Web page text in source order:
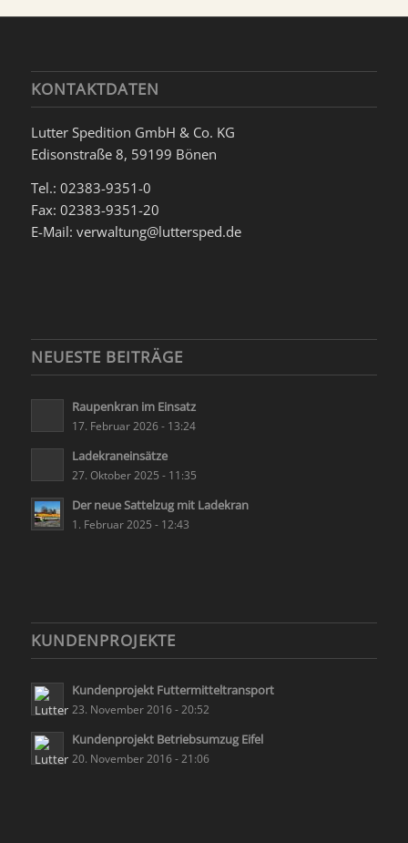
KONTAKTDATEN
Lutter Spedition GmbH & Co. KG
Edisonstraße 8, 59199 Bönen
Tel.: 02383-9351-0
Fax: 02383-9351-20
E-Mail: verwaltung@luttersped.de
NEUESTE BEITRÄGE
Raupenkran im Einsatz
17. Februar 2026 - 13:24
Ladekraneinsätze
27. Oktober 2025 - 11:35
Der neue Sattelzug mit Ladekran
1. Februar 2025 - 12:43
KUNDENPROJEKTE
Kundenprojekt Futtermitteltransport
23. November 2016 - 20:52
Kundenprojekt Betriebsumzug Eifel
20. November 2016 - 21:06